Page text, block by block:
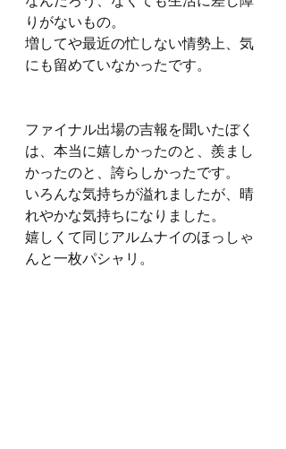
りがないもの。
増してや最近の忙しない情勢上、気
にも留めていなかったです。
ファイナル出場の吉報を聞いたぼく
は、本当に嬉しかったのと、羨まし
かったのと、誇らしかったです。
いろんな気持ちが溢れましたが、晴
れやかな気持ちになりました。
嬉しくて同じアルムナイのほっしゃ
んと一枚パシャリ。